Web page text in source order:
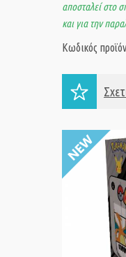
αποσταλεί στο
και για την
Κωδικός